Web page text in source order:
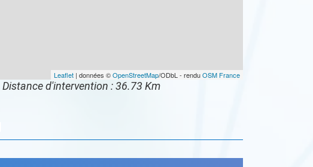
Leaflet| données ©OpenStreetMap/ODbL - renduOSM France
Distance d'intervention : 36.73 Km